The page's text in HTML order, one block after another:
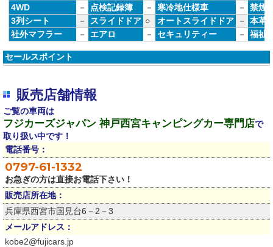
4WD
－ 点検記録簿 － 寒冷地仕様車 －
禁煙
3列シート
－ スライドドア ○ オートスライドドア －
本革
社外マフラー
－ エアロ － セキュリティー － 福祉
セールスポイント
販売店舗情報
ご覧の車両は
フジカーズジャパン 神戸西宮キャンピングカー専門店で
取り扱い中です！
電話番号：
0797-61-1332
お急ぎの方は直接お電話下さい！
販売店所在地：
兵庫県西宮市国見台6－2－3
メールアドレス：
kobe2@fujicars.jp